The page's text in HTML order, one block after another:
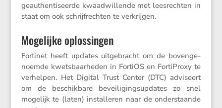
geauthen­ti­seerde kwaad­wil­lende met leesrechten in
staat om ook schrijf­rechten te verkrijgen.
Mogelijke oplossingen
Fortinet heeft updates uitge­bracht om de boven­ge­
noemde kwets­baar­heden in FortiOS en Forti­Proxy te
verhelpen. Het Digital Trust Center (DTC) adviseert
om de beschik­bare bevei­li­ging­sup­dates zo snel
mogelijk te (laten) instal­leren naar de onder­staande